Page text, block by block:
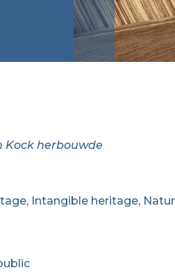
Kock herbouwde
Intangible heritage,